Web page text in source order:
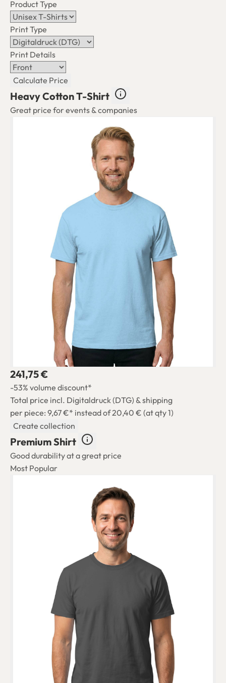
Product Type
Print Type
Print Details
Calculate Price
Heavy Cotton T-Shirt
Great price for events & companies
241,75 €
-53% volume discount*
Total price incl. Digitaldruck (DTG) & shipping
per piece: 9,67 €* instead of 20,40 € (at qty 1)
Create collection
Premium Shirt
Good durability at a great price
Most Popular